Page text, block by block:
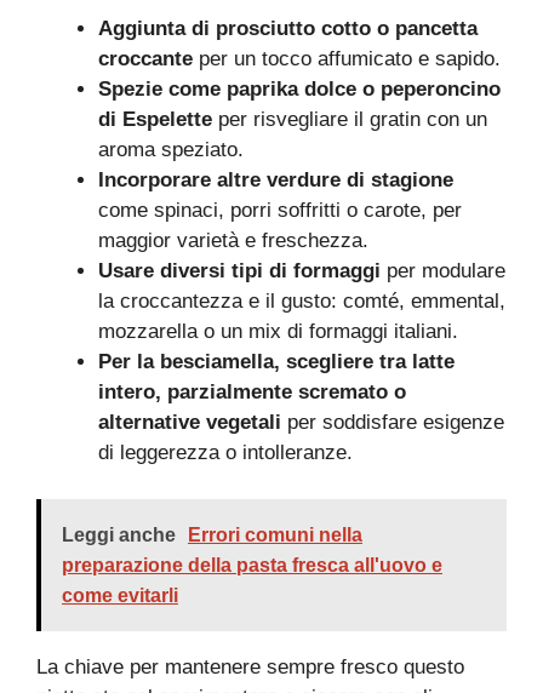
Aggiunta di prosciutto cotto o pancetta
croccante per un tocco affumicato e sapido.
Spezie come paprika dolce o peperoncino
di Espelette per risvegliare il gratin con un
aroma speziato.
Incorporare altre verdure di stagione
come spinaci, porri soffritti o carote, per
maggior varietà e freschezza.
Usare diversi tipi di formaggi per modulare
la croccantezza e il gusto: comté, emmental,
mozzarella o un mix di formaggi italiani.
Per la besciamella, scegliere tra latte
intero, parzialmente scremato o
alternative vegetali per soddisfare esigenze
di leggerezza o intolleranze.
Leggi anche
Errori comuni nella
preparazione della pasta fresca all'uovo e
come evitarli
La chiave per mantenere sempre fresco questo